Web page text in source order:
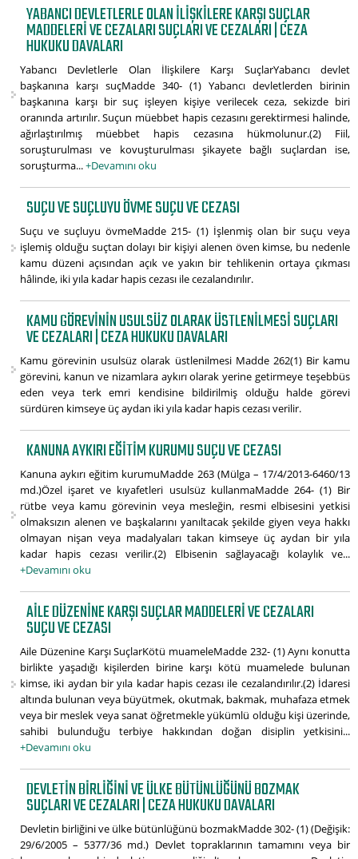
YABANCI DEVLETLERLE OLAN İLIŞKILERE KARŞI SUÇLAR
MADDELERI VE CEZALARI SUÇLARI VE CEZALARI | CEZA
HUKUKU DAVALARI
Yabancı Devletlerle Olan İlişkilere Karşı SuçlarYabancı devlet
başkanına karşı suçMadde 340- (1) Yabancı devletlerden birinin
başkanına karşı bir suç işleyen kişiye verilecek ceza, sekizde biri
oranında artırılır. Suçun müebbet hapis cezasını gerektirmesi halinde,
ağırlaştırılmış müebbet hapis cezasına hükmolunur.(2) Fiil,
soruşturulması ve kovuşturulması şikayete bağlı suçlardan ise,
soruşturma...+Devamını oku
SUÇU VE SUÇLUYU ÖVME SUÇU VE CEZASI
Suçu ve suçluyu övmeMadde 215- (1) İşlenmiş olan bir suçu veya
işlemiş olduğu suçtan dolayı bir kişiyi alenen öven kimse, bu nedenle
kamu düzeni açısından açık ve yakın bir tehlikenin ortaya çıkması
hâlinde, iki yıla kadar hapis cezası ile cezalandırılır.
KAMU GÖREVININ USULSÜZ OLARAK ÜSTLENILMESI SUÇLARI
VE CEZALARI | CEZA HUKUKU DAVALARI
Kamu görevinin usulsüz olarak üstlenilmesi Madde 262(1) Bir kamu
görevini, kanun ve nizamlara aykırı olarak yerine getirmeye teşebbüs
eden veya terk emri kendisine bildirilmiş olduğu halde görevi
sürdüren kimseye üç aydan iki yıla kadar hapis cezası verilir.
KANUNA AYKIRI EĞITIM KURUMU SUÇU VE CEZASI
Kanuna aykırı eğitim kurumuMadde 263 (Mülga – 17/4/2013-6460/13
md.)Özel işaret ve kıyafetleri usulsüz kullanmaMadde 264- (1) Bir
rütbe veya kamu görevinin veya mesleğin, resmi elbisesini yetkisi
olmaksızın alenen ve başkalarını yanıltacak şekilde giyen veya hakkı
olmayan nişan veya madalyaları takan kimseye üç aydan bir yıla
kadar hapis cezası verilir.(2) Elbisenin sağlayacağı kolaylık ve...
+Devamını oku
AILE DÜZENINE KARŞI SUÇLAR MADDELERI VE CEZALARI
SUÇU VE CEZASI
Aile Düzenine Karşı SuçlarKötü muameleMadde 232- (1) Aynı konutta
birlikte yaşadığı kişilerden birine karşı kötü muamelede bulunan
kimse, iki aydan bir yıla kadar hapis cezası ile cezalandırılır.(2) İdaresi
altında bulunan veya büyütmek, okutmak, bakmak, muhafaza etmek
veya bir meslek veya sanat öğretmekle yükümlü olduğu kişi üzerinde,
sahibi bulunduğu terbiye hakkından doğan disiplin yetkisini...
+Devamını oku
DEVLETIN BIRLIĞINI VE ÜLKE BÜTÜNLÜĞÜNÜ BOZMAK
SUÇLARI VE CEZALARI | CEZA HUKUKU DAVALARI
Devletin birliğini ve ülke bütünlüğünü bozmakMadde 302- (1) (Değişik:
29/6/2005 – 5377/36 md.) Devlet topraklarının tamamını veya bir